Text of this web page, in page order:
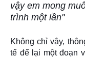
vậy em mong
trình một lần"
Không chỉ vậy,
tế để lại một đoạn